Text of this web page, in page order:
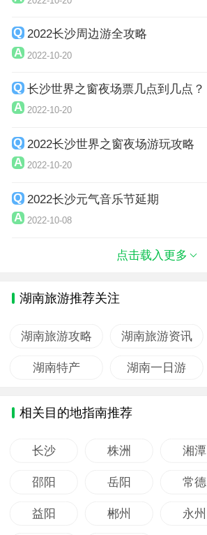
2022长沙周边游全攻略
2022-10-20
长沙世界之窗夜场票几点到几点？
2022-10-20
2022长沙世界之窗夜场游玩攻略
2022-10-20
2022长沙元气音乐节延期
2022-10-08
点击载入更多
湖南旅游推荐关注
湖南旅游攻略 湖南旅游资讯
湖南特产 湖南一日游
相关目的地指南推荐
长沙 株洲 湘潭
邵阳 岳阳 常德
益阳 郴州 永州